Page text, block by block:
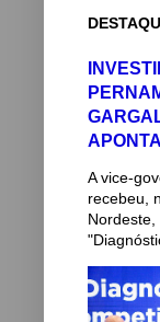
A vice-
recebeu,